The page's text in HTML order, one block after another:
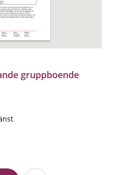
gruppboende